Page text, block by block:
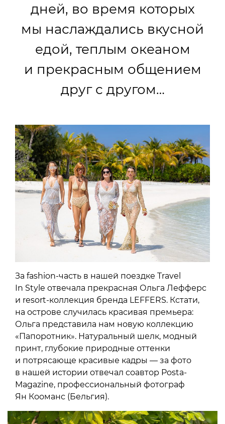
дней, во время которых
мы наслаждались вкусной
едой, теплым океаном
и прекрасным общением
друг с другом…
За fashion-часть в нашей поездке Travel
In Style отвечала прекрасная Ольга Лефферс
и resort-коллекция бренда LEFFERS. Кстати,
на острове случилась красивая премьера:
Ольга представила нам новую коллекцию
«Папоротник». Натуральный шелк, модный
принт, глубокие природные оттенки
и потрясающе красивые кадры — за фото
в нашей истории отвечал соавтор Posta-
Magazine, профессиональный фотограф
Ян Кооманс (Бельгия).